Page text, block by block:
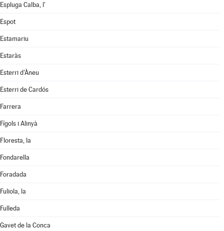
Espluga Calba, l'
Espot
Estamariu
Estaràs
Esterri d'Àneu
Esterri de Cardós
Farrera
Fígols i Alinyà
Floresta, la
Fondarella
Foradada
Fuliola, la
Fulleda
Gavet de la Conca